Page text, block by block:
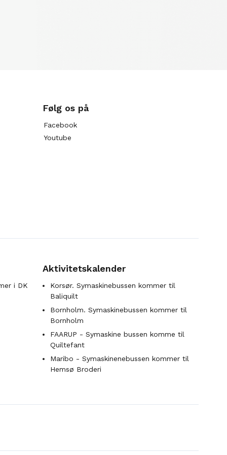
Følg os på
Facebook
Youtube
i DK
Aktivitetskalender
Korsør. Symaskinebussen kommer til
Baliquilt
Bornholm. Symaskinebussen kommer til
Bornholm
FAARUP - Symaskine bussen komme til
Quiltefant
Maribo - Symaskinenebussen kommer til
Hemsø Broderi